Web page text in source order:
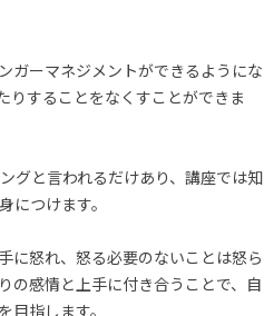
ガーマネジメントができるようにな
りすることをなくすことができま
グと言われるだけあり、講座では知
つけます。
に怒れ、怒る必要のないことは怒ら
の感情と上手に付き合うことで、自
指します。